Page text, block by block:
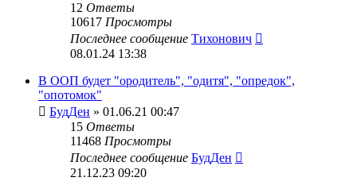
12 Ответы
10617 Просмотры
Последнее сообщение Тихонович
08.01.24 13:38
В ООП будет "ородитель", "одитя", "опредок",
"опотомок"
БудДен » 01.06.21 00:47
15 Ответы
11468 Просмотры
Последнее сообщение БудДен
21.12.23 09:20